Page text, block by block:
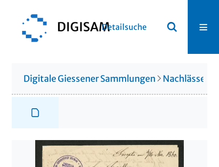
Detailsuche
Digitale Giessener Sammlungen Nachlässe